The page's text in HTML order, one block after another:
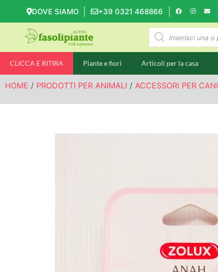
DOVE SIAMO +39 0321 468866
CLICCA E RITIRA Piante e fiori Articoli per la casa
HOME / PRODOTTI PER ANIMALI / ACCESSORI PER CANI